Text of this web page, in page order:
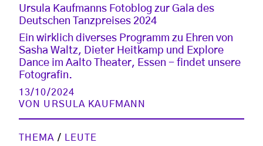
Ursula Kaufmanns Fotoblog zur Gala des
Deutschen Tanzpreises 2024
Ein wirklich diverses Programm zu Ehren von
Sasha Waltz, Dieter Heitkamp und Explore
Dance im Aalto Theater, Essen - findet unsere
Fotografin.
13/10/2024
VON URSULA KAUFMANN
THEMA / LEUTE